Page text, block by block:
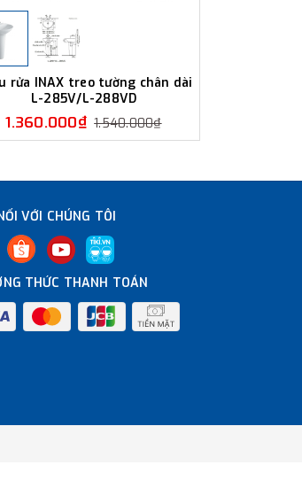
rửa INAX treo tường chân dài
L-285V/L-288VD
1.360.000₫ 1.540.000₫
VỚI CHÚNG TÔI
THỨC THANH TOÁN